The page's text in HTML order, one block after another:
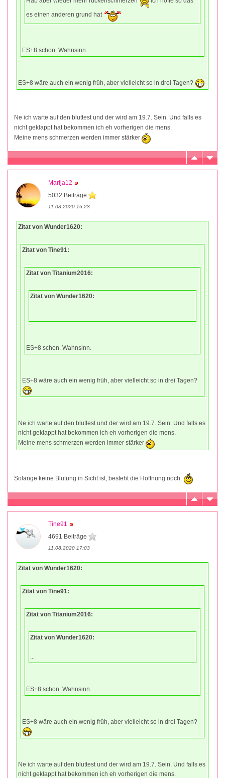
es einen anderen grund hat
ES+8 schon. Wahnsinn.
ES+8 wäre auch ein wenig früh, aber vielleicht so in drei Tagen?
Ne ich warte auf den bluttest und der wird am 19.7. Sein. Und falls es
nicht geklappt hat bekommen ich eh vorherigen die mens.
Meine mens schmerzen werden immer stärker
Marija12
5032 Beiträge
11.08.2020 16:23
Zitat von Wunder1620:
Zitat von Tine91:
Zitat von Titanium2016:
Zitat von Wunder1620:
ES+8 schon. Wahnsinn.
ES+8 wäre auch ein wenig früh, aber vielleicht so in drei Tagen?
Ne ich warte auf den bluttest und der wird am 19.7. Sein. Und falls es
nicht geklappt hat bekommen ich eh vorherigen die mens.
Meine mens schmerzen werden immer stärker
Solange keine Blutung in Sicht ist, besteht die Hoffnung noch.
Tine91
4691 Beiträge
11.08.2020 17:03
Zitat von Wunder1620:
Zitat von Tine91:
Zitat von Titanium2016:
Zitat von Wunder1620:
ES+8 schon. Wahnsinn.
ES+8 wäre auch ein wenig früh, aber vielleicht so in drei Tagen?
Ne ich warte auf den bluttest und der wird am 19.7. Sein. Und falls es
nicht geklappt hat bekommen ich eh vorherigen die mens.